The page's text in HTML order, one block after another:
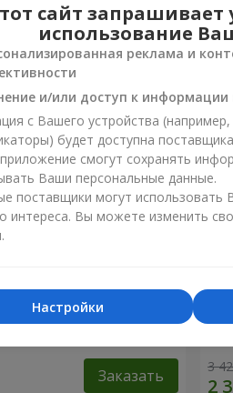
Заказать 3
глаза"
Заказать 3
сайт запрашивает
использование
реклама и
и/или доступ к
с Вашего устройства
будет доступна
смогут сохранять
Ваши персональные данные.
поставщики могут использовать
интереса. Вы можете изменить
Настройки